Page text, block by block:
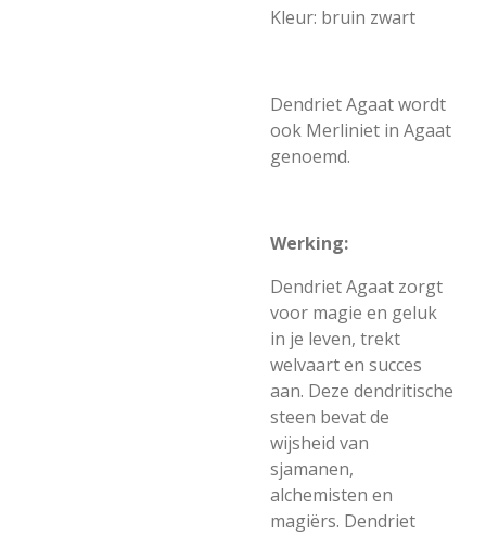
Kleur: bruin zwart
Dendriet Agaat wordt
ook Merliniet in Agaat
genoemd.
Werking:
Dendriet Agaat zorgt
voor magie en geluk
in je leven, trekt
welvaart en succes
aan. Deze dendritische
steen bevat de
wijsheid van
sjamanen,
alchemisten en
magiërs. Dendriet